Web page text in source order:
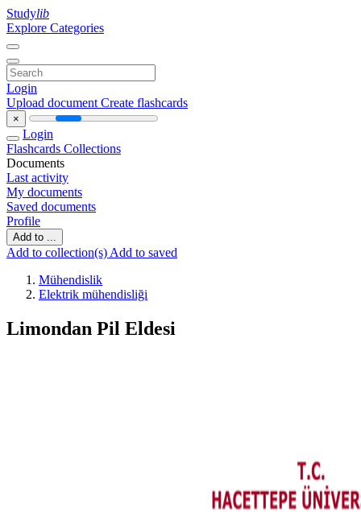
Studylib
Explore Categories
Login
Upload document Create flashcards
×
Login
Flashcards Collections
Documents
Last activity
My documents
Saved documents
Profile
Add to ...
Add to collection(s) Add to saved
Mühendislik
Elektrik mühendisliği
Limondan Pil Eldesi